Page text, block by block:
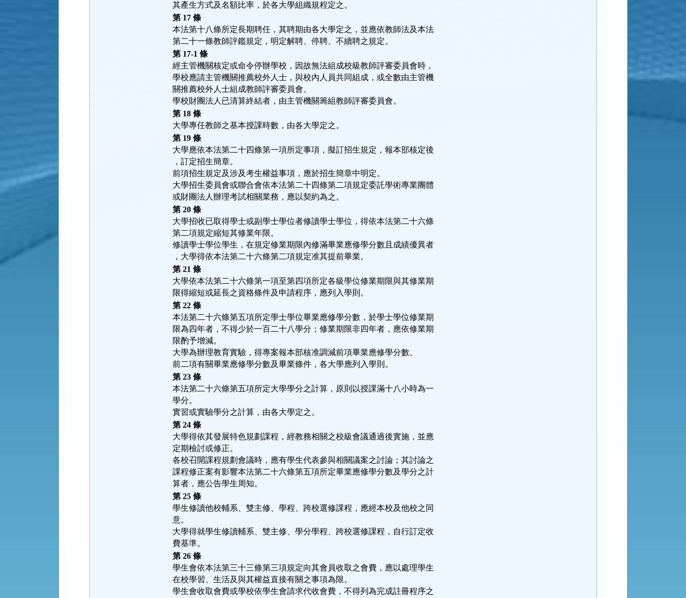
其產生方式及名額比率，於各大學組織規程定之。
第 17 條
本法第十八條所定長期聘任，其聘期由各大學定之，並應依教師法及本法
第二十一條教師評鑑規定，明定解聘、停聘、不續聘之規定。
第 17-1 條
經主管機關核定或命令停辦學校，因故無法組成校級教師評審委員會時，
學校應請主管機關推薦校外人士，與校內人員共同組成，或全數由主管機
關推薦校外人士組成教師評審委員會。
學校財團法人已清算終結者，由主管機關籌組教師評審委員會。
第 18 條
大學專任教師之基本授課時數，由各大學定之。
第 19 條
大學應依本法第二十四條第一項所定事項，擬訂招生規定，報本部核定後
，訂定招生簡章。
前項招生規定及涉及考生權益事項，應於招生簡章中明定。
大學招生委員會或聯合會依本法第二十四條第二項規定委託學術專業團體
或財團法人辦理考試相關業務，應以契約為之。
第 20 條
大學招收已取得學士或副學士學位者修讀學士學位，得依本法第二十六條
第二項規定縮短其修業年限。
修讀學士學位學生，在規定修業期限內修滿畢業應修學分數且成績優異者
，大學得依本法第二十六條第二項規定准其提前畢業。
第 21 條
大學依本法第二十六條第一項至第四項所定各級學位修業期限與其修業期
限得縮短或延長之資格條件及申請程序，應列入學則。
第 22 條
本法第二十六條第五項所定學士學位畢業應修學分數，於學士學位修業期
限為四年者，不得少於一百二十八學分；修業期限非四年者，應依修業期
限酌予增減。
大學為辦理教育實驗，得專案報本部核准調減前項畢業應修學分數。
前二項有關畢業應修學分數及畢業條件，各大學應列入學則。
第 23 條
本法第二十六條第五項所定大學學分之計算，原則以授課滿十八小時為一
學分。
實習或實驗學分之計算，由各大學定之。
第 24 條
大學得依其發展特色規劃課程，經教務相關之校級會議通過後實施，並應
定期檢討或修正。
各校召開課程規劃會議時，應有學生代表參與相關議案之討論；其討論之
課程修正案有影響本法第二十六條第五項所定畢業應修學分數及學分之計
算者，應公告學生周知。
第 25 條
學生修讀他校輔系、雙主修、學程、跨校選修課程，應經本校及他校之同
意。
大學得就學生修讀輔系、雙主修、學分學程、跨校選修課程，自行訂定收
費基準。
第 26 條
學生會依本法第三十三條第三項規定向其會員收取之會費，應以處理學生
在校學習、生活及與其權益直接有關之事項為限。
學生會收取會費或學校依學生會請求代收會費，不得列為完成註冊程序之